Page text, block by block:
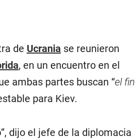
de Ucrania se reunieron
, en un encuentro en el
ambas partes buscan “el fin
para Kiev.
”, dijo el jefe de la diplomacia